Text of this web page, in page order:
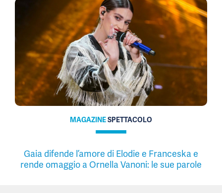
MAGAZINESPETTACOLO
Gaia difende l’amore di Elodie e Franceska e
rende omaggio a Ornella Vanoni: le sue parole